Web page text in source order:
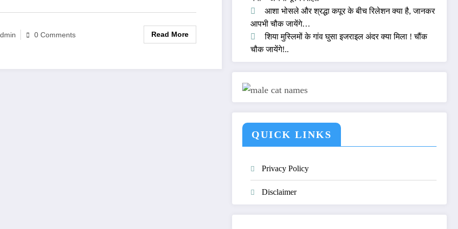
0 Comments Read More
आशा भोसले और श्रद्धा कपूर के बीच रिलेशन क्या है, जानकर
आपभी चौक जायेंगे…
शिया मुस्लिमों के गांव घुसा इजराइल अंदर क्या मिला ! चौंक
चौक जायेंगे!..
QUICK LINKS
Privacy Policy
Disclaimer